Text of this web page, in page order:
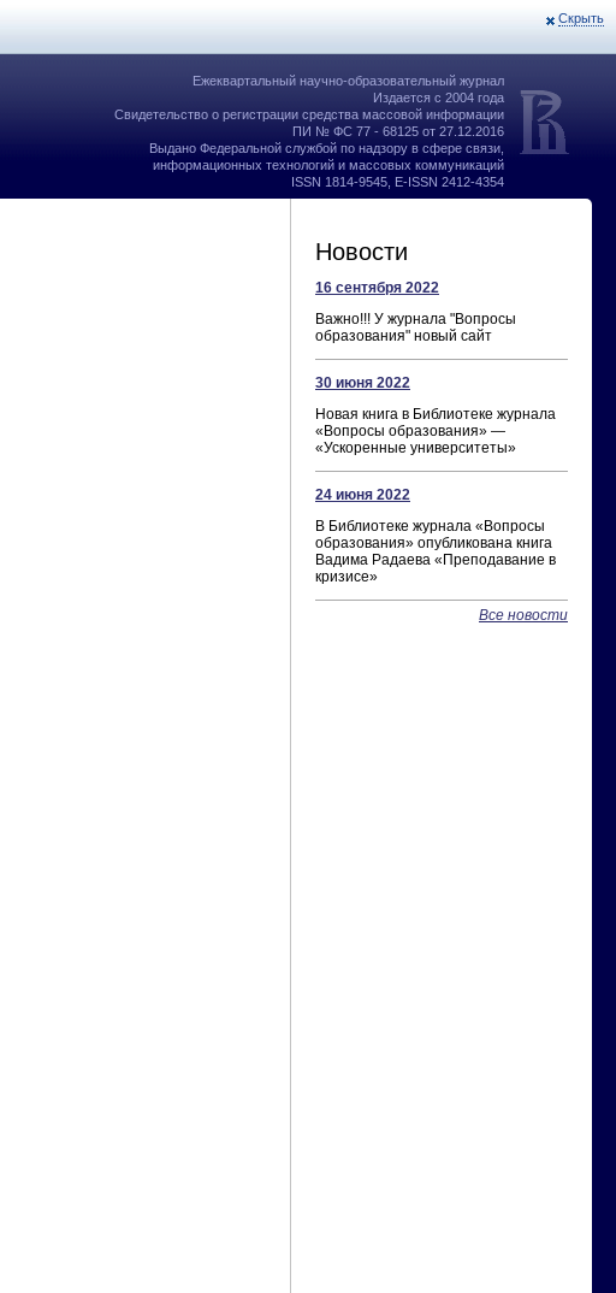
Скрыть
Ежеквартальный научно-образовательный журнал
Издается с 2004 года
Свидетельство о регистрации средства массовой информации
ПИ № ФС 77 - 68125 от 27.12.2016
Выдано Федеральной службой по надзору в сфере связи,
информационных технологий и массовых коммуникаций
ISSN 1814-9545, E-ISSN 2412-4354
Новости
16 сентября 2022
Важно!!! У журнала "Вопросы
образования" новый сайт
30 июня 2022
Новая книга в Библиотеке журнала
«Вопросы образования» —
«Ускоренные университеты»
24 июня 2022
В Библиотеке журнала «Вопросы
образования» опубликована книга
Вадима Радаева «Преподавание в
кризисе»
Все новости